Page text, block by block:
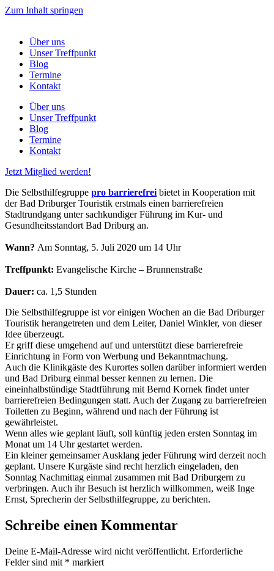
Zum Inhalt springen
Über uns
Unser Treffpunkt
Blog
Termine
Kontakt
Über uns
Unser Treffpunkt
Blog
Termine
Kontakt
Jetzt Mitglied werden!
Die Selbsthilfegruppe pro barrierefrei bietet in Kooperation mit
der Bad Driburger Touristik erstmals einen barrierefreien
Stadtrundgang unter sachkundiger Führung im Kur- und
Gesundheitsstandort Bad Driburg an.
Wann? Am Sonntag, 5. Juli 2020 um 14 Uhr
Treffpunkt: Evangelische Kirche – Brunnenstraße
Dauer: ca. 1,5 Stunden
Die Selbsthilfegruppe ist vor einigen Wochen an die Bad Driburger
Touristik herangetreten und dem Leiter, Daniel Winkler, von dieser
Idee überzeugt.
Er griff diese umgehend auf und unterstützt diese barrierefreie
Einrichtung in Form von Werbung und Bekanntmachung.
Auch die Klinikgäste des Kurortes sollen darüber informiert werden
und Bad Driburg einmal besser kennen zu lernen. Die
eineinhalbstündige Stadtführung mit Bernd Kornek findet unter
barrierefreien Bedingungen statt. Auch der Zugang zu barrierefreien
Toiletten zu Beginn, während und nach der Führung ist
gewährleistet.
Wenn alles wie geplant läuft, soll künftig jeden ersten Sonntag im
Monat um 14 Uhr gestartet werden.
Ein kleiner gemeinsamer Ausklang jeder Führung wird derzeit noch
geplant. Unsere Kurgäste sind recht herzlich eingeladen, den
Sonntag Nachmittag einmal zusammen mit Bad Driburgern zu
verbringen. Auch ihr Besuch ist herzlich willkommen, weiß Inge
Ernst, Sprecherin der Selbsthilfegruppe, zu berichten.
Schreibe einen Kommentar
Deine E-Mail-Adresse wird nicht veröffentlicht. Erforderliche
Felder sind mit * markiert